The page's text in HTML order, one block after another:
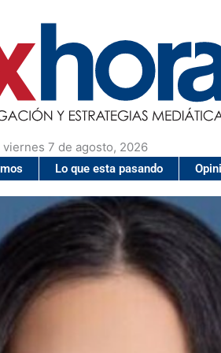
7 de agosto, 2026
Lo que esta pasando